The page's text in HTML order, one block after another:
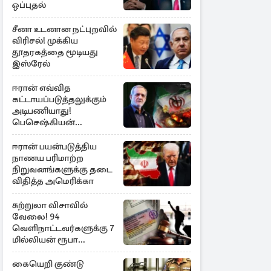
ஒப்புதல்
சீனா உடனான நட்புறவில்
விரிசல்! முக்கிய
தூதரகத்தை மூடியது
இஸ்ரேல்
ஈரான் எவ்வித
கட்டாயப்படுத்தலுக்கும்
அடிபணியாது!
பெசெஷ்கியன்
அறிவிப்பு
ஈரான் பயன்படுத்திய
நாணய பரிமாற்ற
நிறுவனங்களுக்கு தடை
விதித்த அமெரிக்கா
சுற்றுலா விசாவில்
வேலை! 94
வெளிநாட்டவர்களுக்கு 7
மில்லியன் ரூபா
அபராதம்
கையெறி குண்டு